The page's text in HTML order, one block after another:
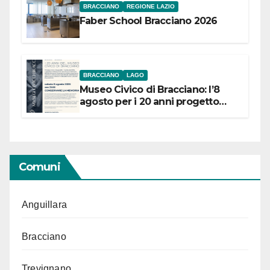
BRACCIANO REGIONE LAZIO
Faber School Bracciano 2026
BRACCIANO LAGO
Museo Civico di Bracciano: l’8
agosto per i 20 anni progetto
Comuni
Anguillara
Bracciano